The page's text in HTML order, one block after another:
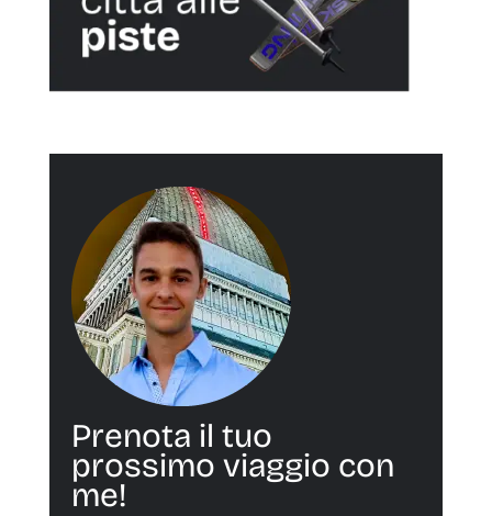
Prenota il tuo
prossimo viaggio con
me!